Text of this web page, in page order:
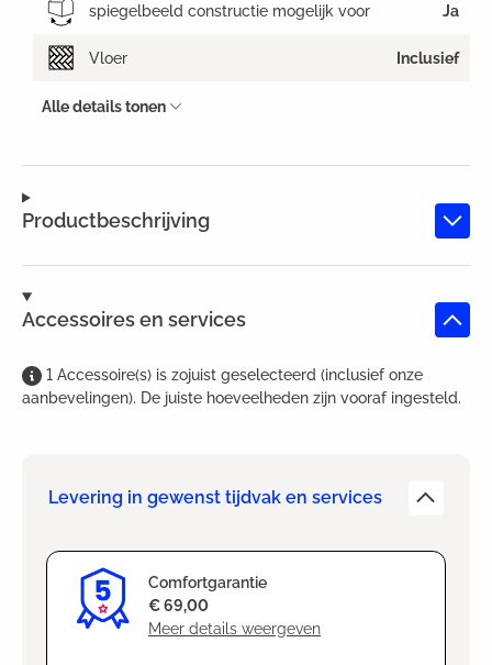
Productbeschrijving
Accessoires en services
1 Accessoire(s) is zojuist geselecteerd (inclusief onze
aanbevelingen). De juiste hoeveelheden zijn vooraf ingesteld.
Levering in gewenst tijdvak en services
Comfortgarantie
Meer details weergeven
€ 69,00
spiegelbeeld constructie mogelijk voor Ja
Vloer Inclusief
Alle details tonen